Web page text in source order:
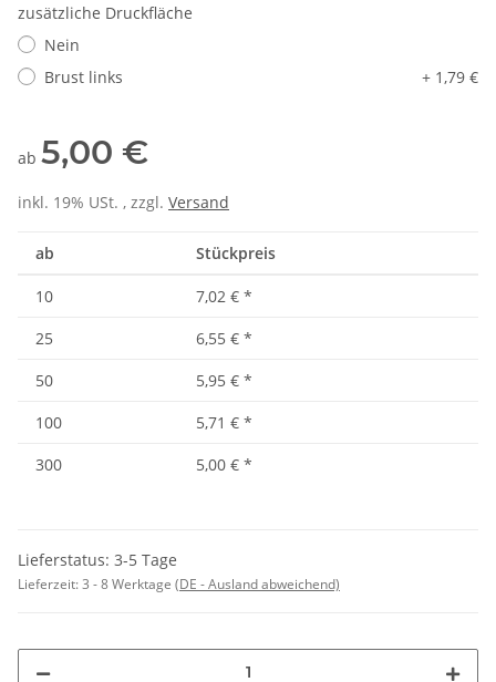
zusätzliche Druckfläche
Nein
Brust links
+ 1,79 €
ab 5,00 €
inkl. 19% USt. , zzgl. Versand
ab Stückpreis
10 7,02 € *
25
6,55 € *
50
5,95 € *
100
5,71 € *
300
5,00 € *
Lieferstatus: 3-5 Tage
Lieferzeit:3 - 8 Werktage (DE - Ausland abweichend)